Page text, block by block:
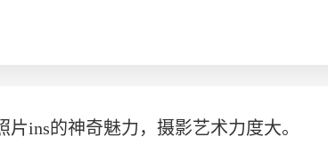
片ins的神奇魅力，摄影艺术力度大。